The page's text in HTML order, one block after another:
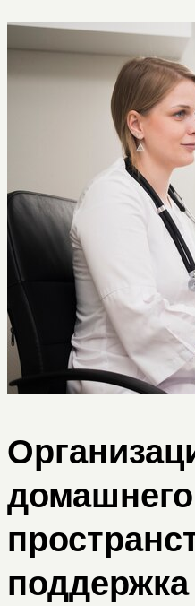
домашнего